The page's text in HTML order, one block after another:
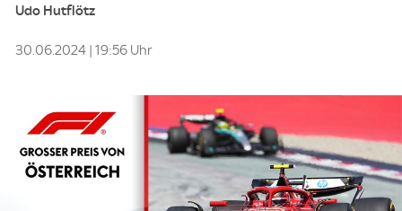
Udo Hutflötz
30.06.2024 | 19:56 Uhr